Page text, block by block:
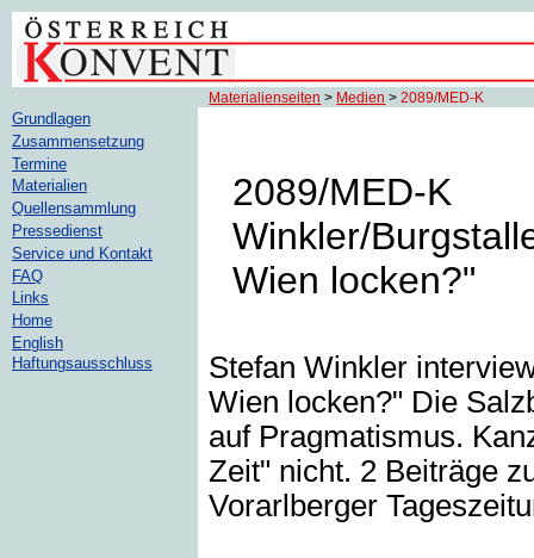
Materialienseiten > Medien >2089/MED-K
2089/MED-K
Winkler/
Wien locken?"
Stefan Winkler
Wien locken?" Die
auf Pragmatismus.
Zeit" nicht. 2 Beiträge
Vorarlberger
Grundlagen
Zusammensetzung
Termine
Materialien
Quellensammlung
Pressedienst
Service und Kontakt
FAQ
Links
Home
English
Haftungsausschluss